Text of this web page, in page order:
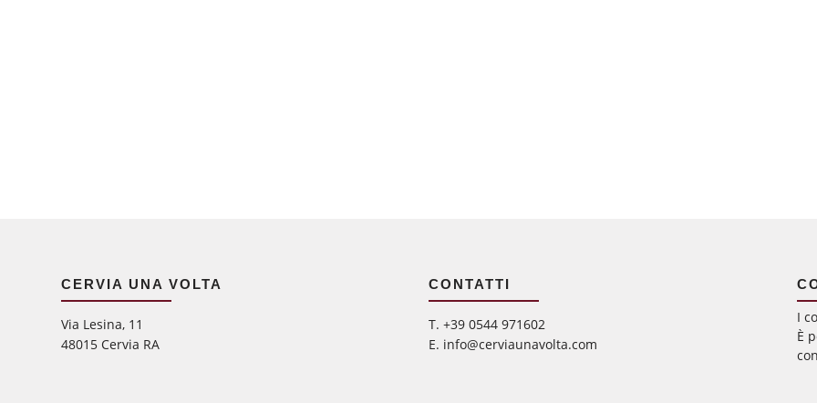
CERVIA UNA VOLTA
Via Lesina, 11
48015 Cervia RA
CONTATTI
‭T. +39 0544 971602
E. info@cerviaunavolta.com
I
È